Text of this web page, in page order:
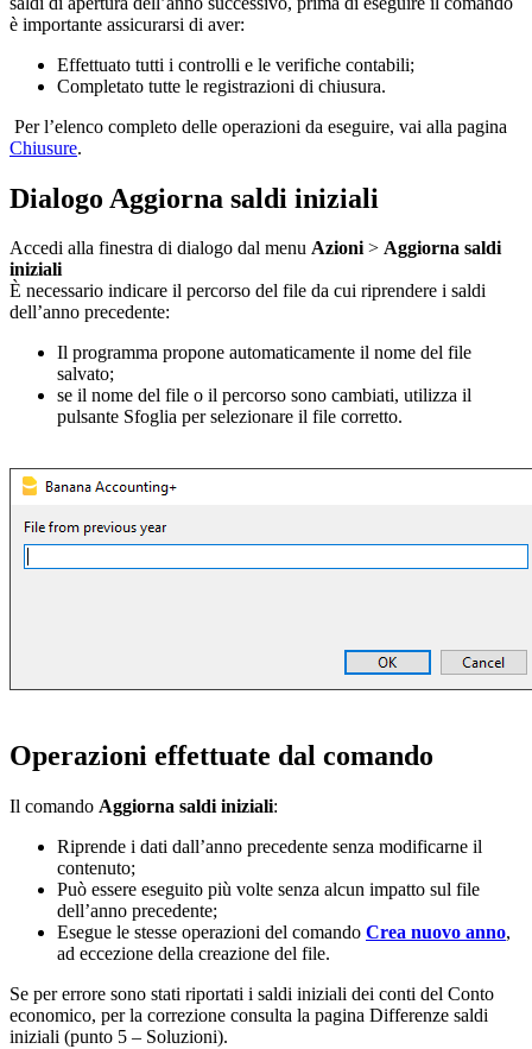
è importante assicurarsi di aver:
Effettuato tutti i controlli e le verifiche contabili;
Completato tutte le registrazioni di chiusura.
Per l’elenco completo delle operazioni da eseguire, vai alla pagina
Chiusure.
Dialogo Aggiorna saldi iniziali
Accedi alla finestra di dialogo dal menu Azioni> Aggiorna saldi
iniziali
È necessario indicare il percorso del file da cui riprendere i saldi
dell’anno precedente:
Il programma propone automaticamente il nome del file
salvato;
se il nome del file o il percorso sono cambiati, utilizza il
pulsante Sfoglia per selezionare il file corretto.
Operazioni effettuate dal comando
Il comando Aggiorna saldi iniziali:
Riprende i dati dall’anno precedente senza modificarne il
contenuto;
Può essere eseguito più volte senza alcun impatto sul file
dell’anno precedente;
Esegue le stesse operazioni del comando Crea nuovo anno,
ad eccezione della creazione del file.
Se per errore sono stati riportati i saldi iniziali dei conti del Conto
economico, per la correzione consulta la pagina Differenze saldi
iniziali (punto 5 – Soluzioni).